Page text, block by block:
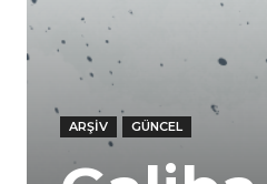
ARŞIV GÜNCEL